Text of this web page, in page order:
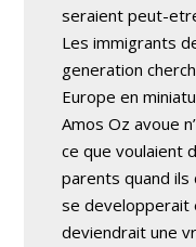
seraient peut-
Les immigrants
generation
Europe en
Amos Oz avoue
ce que voulaient
parents quand ils
se developperait
deviendrait une